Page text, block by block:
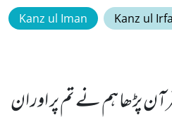
Kanz ul Iman Kanz ul
پڑھا ہم نے تم پر اور ان